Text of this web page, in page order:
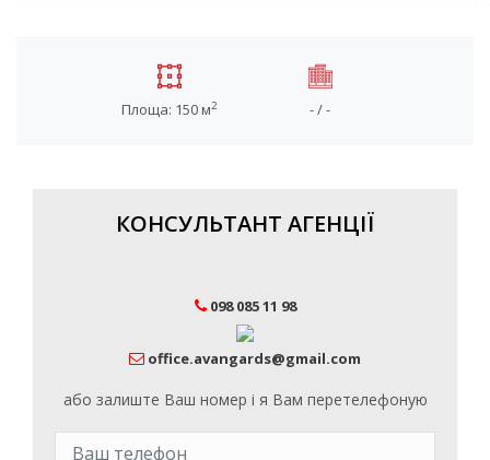
Площа: 150 м2 - / -
КОНСУЛЬТАНТ АГЕНЦІЇ
098 085 11 98
office.avangards@gmail.com
або залиште Ваш номер і я Вам перетелефоную